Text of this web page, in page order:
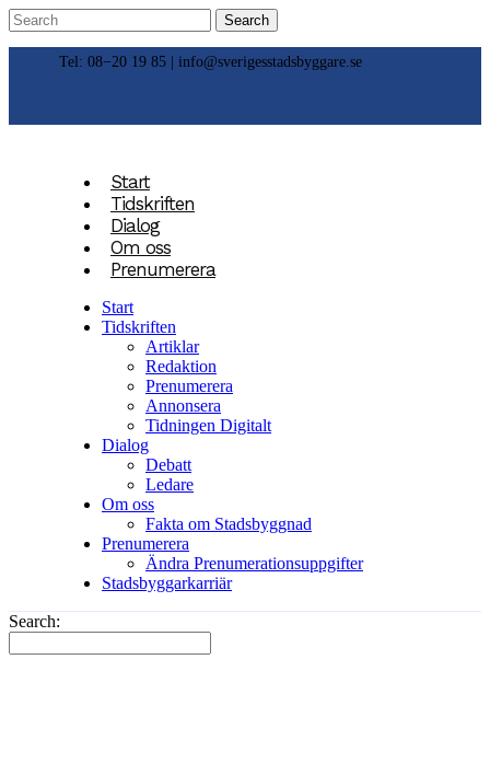
Tel: 08−20 19 85 | info@sverigesstadsbyggare.se
Start
Tidskriften
Dialog
Om oss
Prenumerera
Start
Tidskriften
Artiklar
Redaktion
Prenumerera
Annonsera
Tidningen Digitalt
Dialog
Debatt
Ledare
Om oss
Fakta om Stadsbyggnad
Prenumerera
Ändra Prenumerationsuppgifter
Stadsbyggarkarriär
Search: